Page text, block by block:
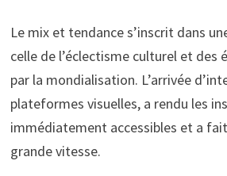
Le mix et tendance s’inscrit dans
celle de l’éclectisme culturel et des
par la mondialisation. L’arrivée
plateformes visuelles, a rendu les
immédiatement accessibles et a
grande vitesse.